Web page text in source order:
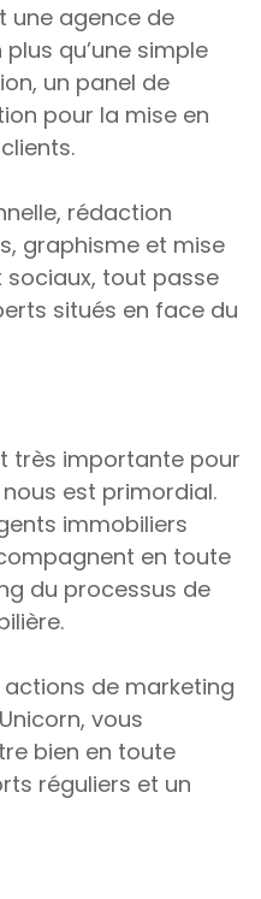
une agence de
qu’une simple
un panel de
pour la mise en
rédaction
graphisme et mise
sociaux, tout passe
situés en face du
très importante pour
est primordial.
immobiliers
en toute
du processus de
de marketing
vous
bien en toute
réguliers et un